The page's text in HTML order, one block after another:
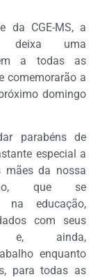
da CGE-MS, a
deixa uma
a todas as
comemorarão a
domingo
parabéns de
especial a
mães da nossa
que se
na educação,
com seus
e, ainda,
enquanto
para todas as